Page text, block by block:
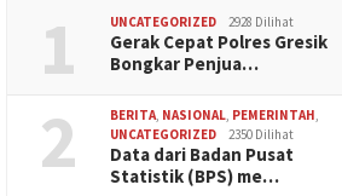
1 UNCATEGORIZED 2928 Dilihat
Gerak Cepat Polres Gresik
Bongkar Penjua…
2 BERITA NASIONAL PEMERINTAH
UNCATEGORIZED
2350 Dilihat
Data dari Badan Pusat
Statistik (BPS) me…